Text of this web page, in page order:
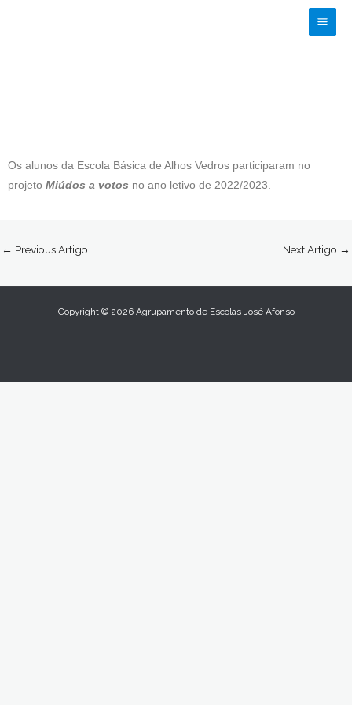
Os alunos da Escola Básica de Alhos Vedros participaram no
projeto Miúdos a votos no ano letivo de 2022/2023.
← Previous Artigo Next Artigo →
Copyright © 2026 Agrupamento de Escolas José Afonso